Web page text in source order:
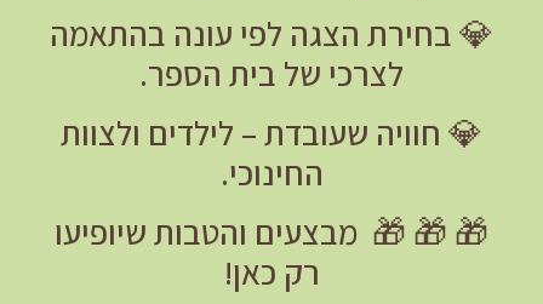
💎בחירת הצגה לפי עונה בהתאמה
לצרכי של בית הספר.
💎 חוויה שעובדת – לילדים ולצוות
החינוכי.
🎁
🎁
🎁 מבצעים והטבות שיופיעו
רק כאן!